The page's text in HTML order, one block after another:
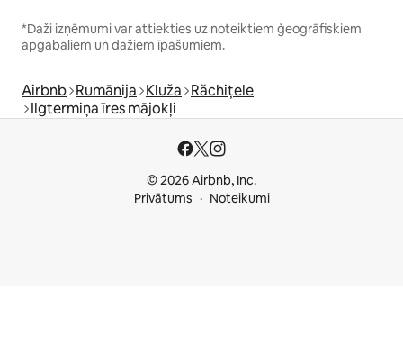
*Daži izņēmumi var attiekties uz noteiktiem ģeogrāfiskiem
apgabaliem un dažiem īpašumiem.
Airbnb Rumānija Kluža Răchițele
Ilgtermiņa īres mājokļi
© 2026 Airbnb, Inc.
Privātums
Noteikumi